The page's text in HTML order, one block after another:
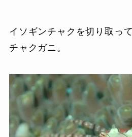
イソギンチャクを切り取っ
チャクガニ。